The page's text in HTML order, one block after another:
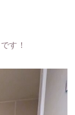
す！